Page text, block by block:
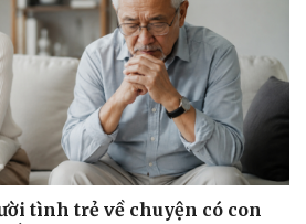
tình trẻ về chuyện có con